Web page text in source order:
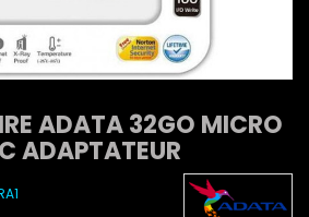
ADATA 32GO MICRO
ADAPTATEUR